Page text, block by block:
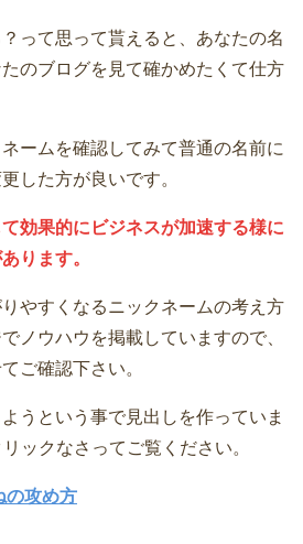
って思って貰えると、あなたの名
のブログを見て確かめたくて仕方
ームを確認してみて普通の名前に
した方が良いです。
効果的にビジネスが加速する様に
ります。
やすくなるニックネームの考え方
ノウハウを掲載していますので、
ご確認下さい。
うという事で見出しを作っていま
ックなさってご覧ください。
の攻め方